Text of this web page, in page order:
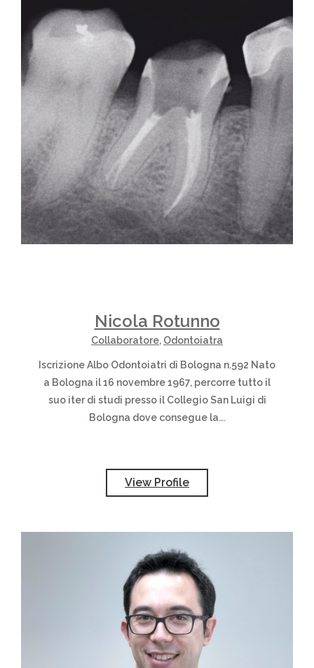
Nicola Rotunno
Collaboratore, Odontoiatra
Iscrizione Albo Odontoiatri di Bologna n.592 Nato
a Bologna il 16 novembre 1967, percorre tutto il
suo iter di studi presso il Collegio San Luigi di
Bologna dove consegue la...
View Profile